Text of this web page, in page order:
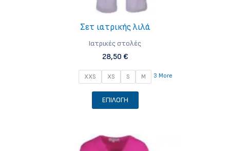
Σετ ιατρικής λιλά
Iατρικές στολές
28,50 €
XXS XS S M 3 More
ΕΠΙΛΟΓΉ
Αυτό
το